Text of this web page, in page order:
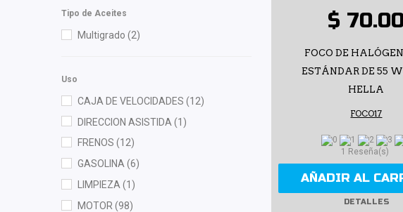
Hella
(2)
Tipo de Aceites
Multigrado (2)
Uso
CAJA DE VELOCIDADES (12)
DIRECCION ASISTIDA (1)
FRENOS (12)
GASOLINA (6)
LIMPIEZA (1)
MOTOR (98)
$ 70.00
FOCO DE
ESTÁNDAR DE 55
HELLA
FOCO17
1 Reseña(s)
AÑADIR AL
DETALLES